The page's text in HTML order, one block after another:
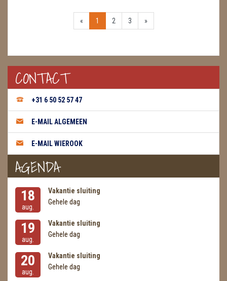
« 1 2 3 »
CONTACT
+31 6 50 52 57 47
E-MAIL ALGEMEEN
E-MAIL WIEROOK
AGENDA
18
aug.
Vakantie sluiting
Gehele dag
19
aug.
Vakantie sluiting
Gehele dag
20
aug.
Vakantie sluiting
Gehele dag